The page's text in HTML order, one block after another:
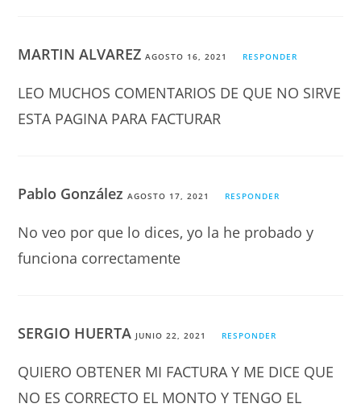
MARTIN ALVAREZAGOSTO 16, 2021 RESPONDER
LEO MUCHOS COMENTARIOS DE QUE NO SIRVE
ESTA PAGINA PARA FACTURAR
Pablo GonzálezAGOSTO 17, 2021 RESPONDER
No veo por que lo dices, yo la he probado y
funciona correctamente
SERGIO HUERTA JUNIO 22, 2021 RESPONDER
QUIERO OBTENER MI FACTURA Y ME DICE QUE
NO ES CORRECTO EL MONTO Y TENGO EL